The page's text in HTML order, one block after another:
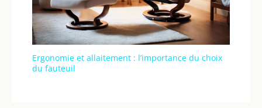
Ergonomie et allaitement : l’importance du choix
du fauteuil